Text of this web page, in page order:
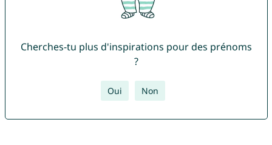
Cherches-tu plus d'inspirations pour des prénoms
?
Oui Non